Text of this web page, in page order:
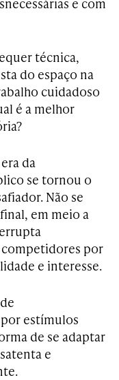
técnica,
do espaço na
cuidadoso
é a melhor
da
se tornou o
Não se
em meio a
por
e interesse.
estímulos
de se adaptar
e